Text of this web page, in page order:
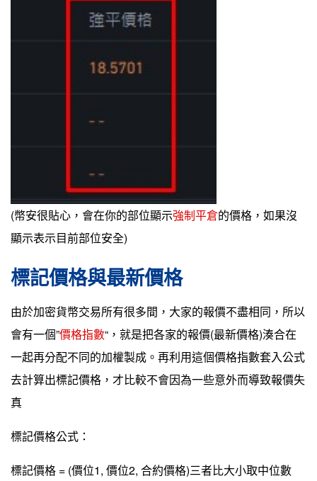
(幣安很貼心，會在你的部位顯示強制平倉的價格，如果沒
顯示表示目前部位安全)
標記價格與最新價格
由於加密貨幣交易所有很多間，大家的報價不盡相同，所以
會有一個”價格指數“，就是把各家的報價(最新價格)湊合在
一起再分配不同的加權製成。再利用這個價格指數套入公式
去計算出標記價格，才比較不會因為一些意外而導致報價失
真
標記價格公式：
標記價格 = (價位1, 價位2, 合約價格)三者比大小取中位數